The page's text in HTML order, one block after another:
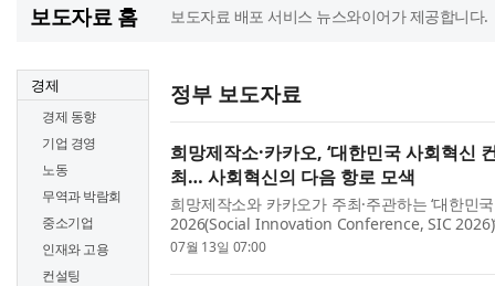
보도자료 홈 보도자료 배포 서비스 뉴스와이어가 제공합니다.
경제
경제 동향
기업 경영
노동
무역과 박람회
중소기업
인재와 고용
컨설팅
정부 보도자료
희망제작소·카카오, ‘대한민국 사회혁신
최… 사회혁신의 다음 항로 모색
희망제작소와 카카오가 주최·주관하는 ‘대한민
2026(Social Innovation Conference, SIC
오전 10시 서울 중구 페럼타워 3층 페럼홀에서
07월 13일 07:00